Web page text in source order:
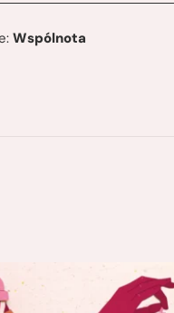
Wspólnota